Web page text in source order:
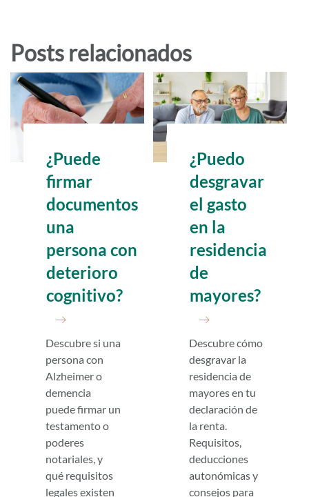
Posts relacionados
¿Puede
firmar
documentos
una
persona con
deterioro
cognitivo?
Descubre si una
persona con
Alzheimer o
demencia
puede firmar un
testamento o
poderes
notariales, y
qué requisitos
legales existen
¿Puedo
desgravar
el gasto
en la
residencia
de
mayores?
Descubre cómo
desgravar la
residencia de
mayores en tu
declaración de
la renta.
Requisitos,
deducciones
autonómicas y
consejos para